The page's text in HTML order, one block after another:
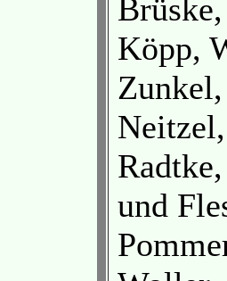
Köpp,
und